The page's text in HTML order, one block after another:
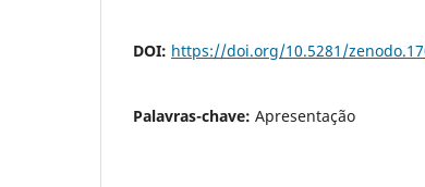
DOI: https://doi.org/10.5281/
Palavras-chave: Apresentação